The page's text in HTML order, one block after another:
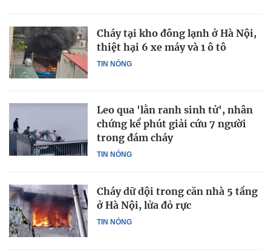
TIN NÓNG
Cháy tại kho đông lạnh ở Hà Nội,
thiệt hại 6 xe máy và 1 ô tô
TIN NÓNG
Leo qua 'lằn ranh sinh tử', nhân
chứng kể phút giải cứu 7 người
trong đám cháy
TIN NÓNG
Cháy dữ dội trong căn nhà 5 tầng
ở Hà Nội, lửa đỏ rực